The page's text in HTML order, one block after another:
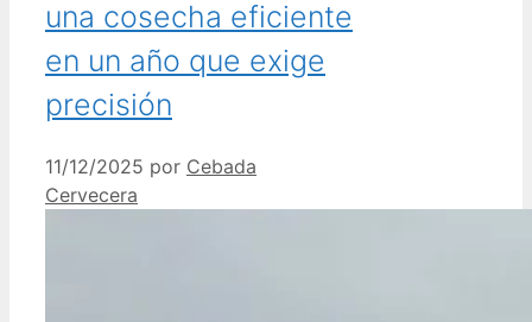
una cosecha eficiente
en un año que exige
precisión
11/12/2025 por Cebada
Cervecera